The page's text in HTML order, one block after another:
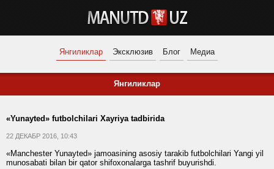
Янгиликлар Эксклюзив Блог Медиа
Янгиликлар
«Yunayted» futbolchilari Xayriya tadbirida
22 ДЕКАБР 2016, 10:43
«Manchester Yunayted» jamoasining asosiy tarakib futbolchilari Yangi yil
munosabati bilan bir qator shifoxonalarga tashrif buyurishdi.